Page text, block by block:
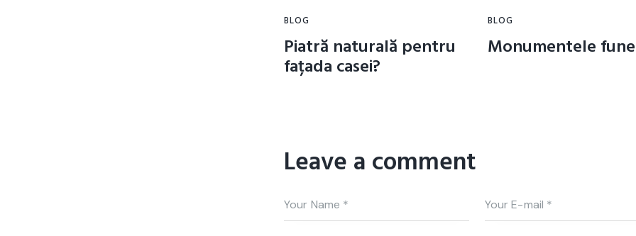
BLOG
Piatră naturală pentru
fațada casei?
BLOG
Monumentele
Leave a comment